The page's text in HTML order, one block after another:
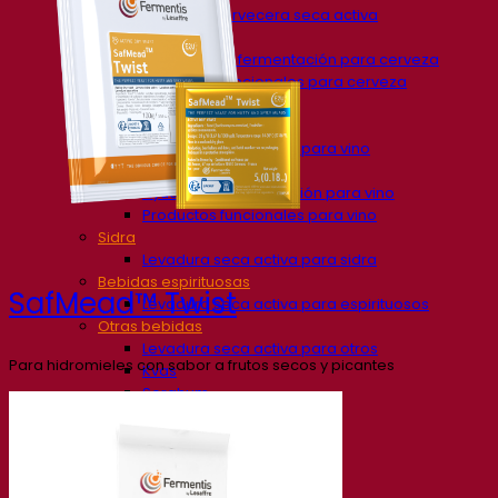
Levadura cervecera seca activa
Bacterias
Auxiliares de fermentación para cerveza
Productos funcionales para cerveza
Estilos de cerveza
Vino
Levadura seca activa para vino
Enzymes
Ayudas de fermentación para vino
Productos funcionales para vino
Sidra
Levadura seca activa para sidra
Bebidas espirituosas
Levadura seca activa para espirituosos
Otras bebidas
Levadura seca activa para otros
Kvas
Sorghum
SafMead™ Twist
Para hidromieles con sabor a frutos secos y picantes